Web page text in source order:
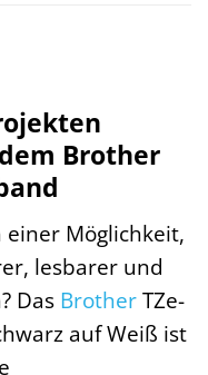
Brother
einer Möglichkeit,
lesbarer und
Das BrotherTZe-
auf Weiß ist